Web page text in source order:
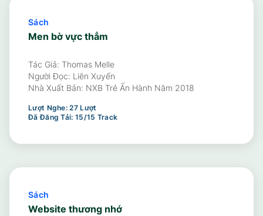
Sách
Men bờ vực thẳm
Tác Giả: Thomas Melle
Người Đọc: Liên Xuyến
Nhà Xuất Bản: NXB Trẻ Ấn Hành Năm 2018
Lượt Nghe:27 Lượt
Đã Đăng Tải:15/15 Track
Sách
Website thương nhớ